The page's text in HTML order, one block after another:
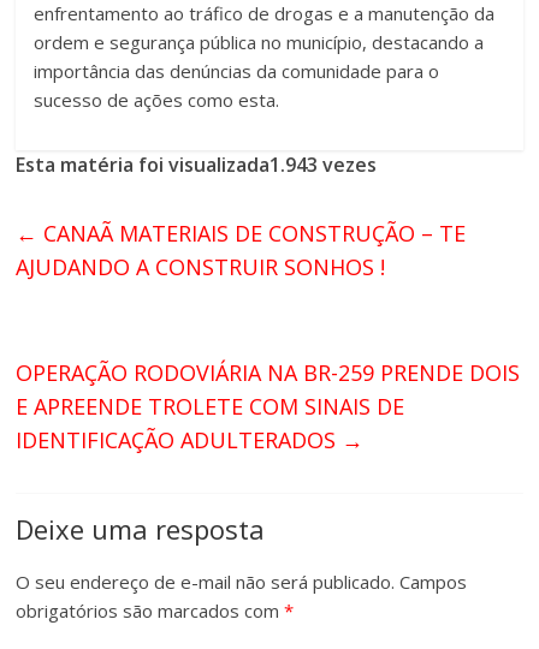
enfrentamento ao tráfico de drogas e a manutenção da
ordem e segurança pública no município, destacando a
importância das denúncias da comunidade para o
sucesso de ações como esta.
Esta matéria foi visualizada1.943 vezes
← CANAÃ MATERIAIS DE CONSTRUÇÃO – TE
AJUDANDO A CONSTRUIR SONHOS !
OPERAÇÃO RODOVIÁRIA NA BR-259 PRENDE DOIS
E APREENDE TROLETE COM SINAIS DE
IDENTIFICAÇÃO ADULTERADOS →
Deixe uma resposta
O seu endereço de e-mail não será publicado. Campos
obrigatórios são marcados com*